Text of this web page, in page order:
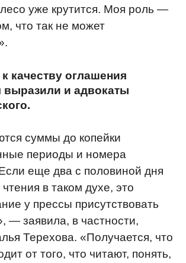
уже крутится. Моя роль —
что так не может
качеству оглашения
выразили и адвокаты
суммы до копейки
периоды и номера
еще два с половиной дня
в таком духе, это
у прессы присутствовать
— заявила, в частности,
Терехова. «Получается, что
от того, что читают, понять,